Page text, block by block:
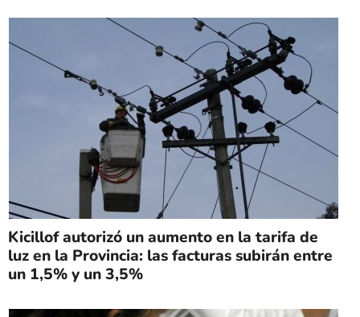
Kicillof autorizó un aumento en la tarifa de
luz en la Provincia: las facturas subirán entre
un 1,5% y un 3,5%